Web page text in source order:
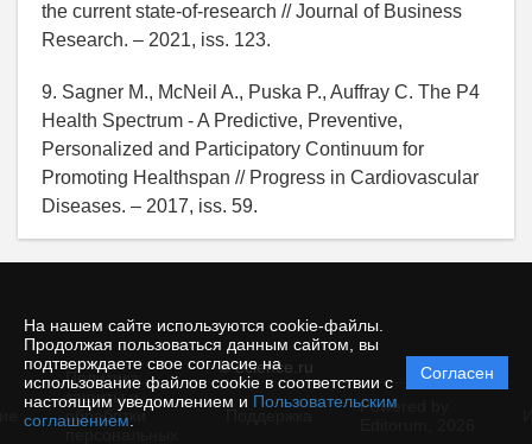
На нашем сайте используются cookie-файлы.
Продолжая пользоваться данным сайтом, вы
подтверждаете свое согласие на
использование файлов cookie в соответствии с
настоящим уведомлением и Пользовательским
соглашением
Согласен
the current state-of-research // Journal of Business
Research. – 2021, iss. 123.
9. Sagner M., McNeil A., Puska P., Auffray C. The P4
Health Spectrum - A Predictive, Preventive,
Personalized and Participatory Continuum for
Promoting Healthspan // Progress in Cardiovascular
Diseases. – 2017, iss. 59.
© ecience.ru
Политика
защиты и
обработки
Powered by